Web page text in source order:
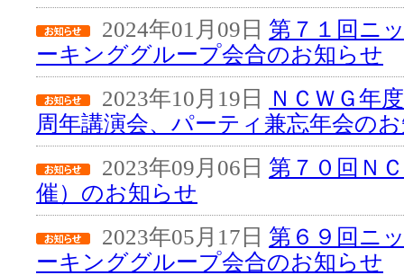
2024年01月09日 第７１回ニ
ーキンググループ会合のお知らせ
2023年10月19日
ＮＣＷＧ年
周年講演会、パーティ兼忘年会の
2023年09月06日 第７０回Ｎ
催）のお知らせ
2023年05月17日 第６９回ニ
ーキンググループ会合のお知らせ